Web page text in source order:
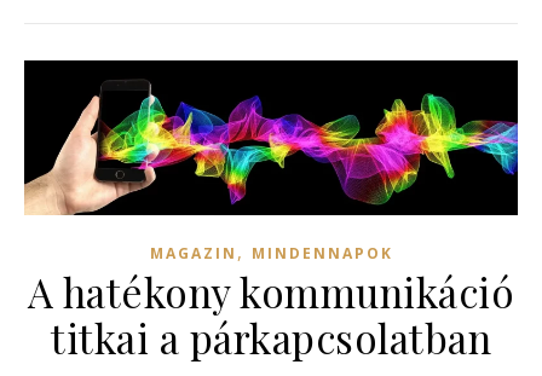
MAGAZIN , MINDENNAPOK
A hatékony kommunikáció
titkai a párkapcsolatban